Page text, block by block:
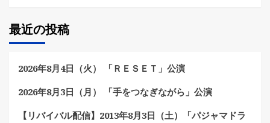
最近の投稿
2026年8月4日（火） 「ＲＥＳＥＴ」公演
2026年8月3日（月） 「手をつなぎながら」公演
【リバイバル配信】2013年8月3日（土）「パジャマドラ